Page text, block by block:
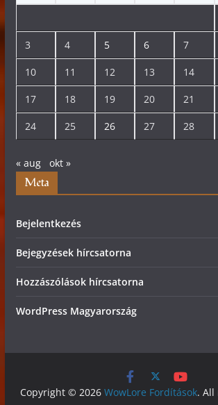
3 4 5 6 7
10 11 12 13 14
17 18 19 20 21
24 25 26 27 28
« aug okt »
Meta
Bejelentkezés
Bejegyzések hírcsatorna
Hozzászólások hírcsatorna
WordPress Magyarország
Copyright © 2026 WowLore Fordítások. All